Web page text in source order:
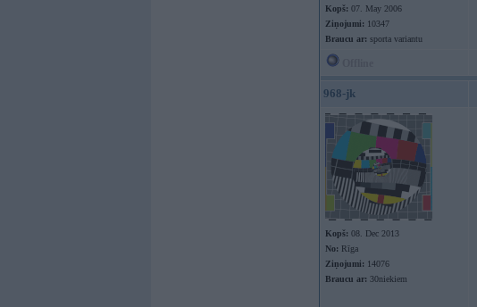
Kopš: 07. May 2006
Ziņojumi: 10347
Braucu ar: sporta variantu
968-jk
Kopš: 08. Dec 2013
No: Rīga
Ziņojumi: 14076
Braucu ar: 30niekiem